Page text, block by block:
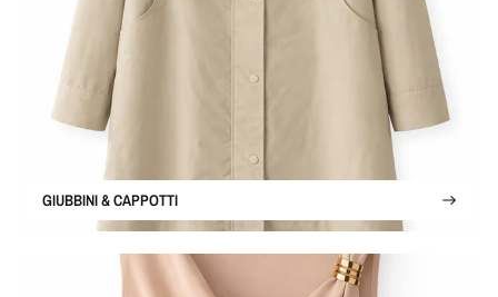
GIUBBINI & CAPPOTTI